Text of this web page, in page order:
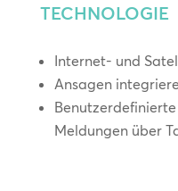
TECHNOLOGIE
Internet- und
Ansagen
Meldungen über